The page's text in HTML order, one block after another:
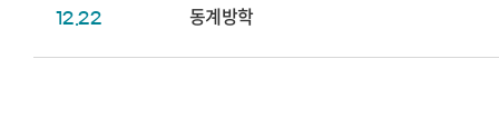
12.22 동계방학